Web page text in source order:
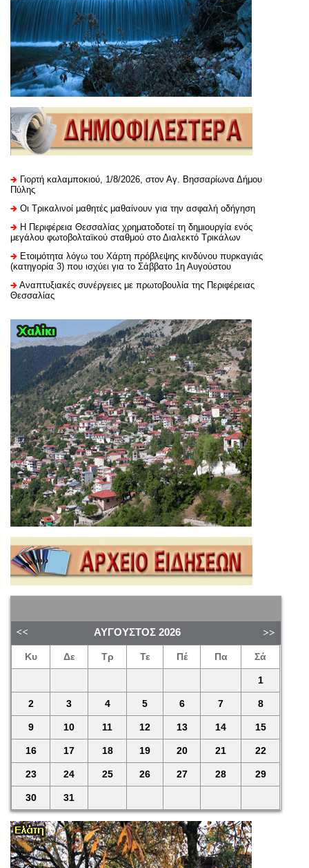
Γιορτή καλαμποκιού, 1/8/2026, στον Αγ. Βησσαρίωνα Δήμου
Πύλης
Οι Τρικαλινοί μαθητές μαθαίνουν για την ασφαλή οδήγηση
H Περιφέρεια Θεσσαλίας χρηματοδοτεί τη δημιουργία ενός
μεγάλου φωτοβολταϊκού σταθμού στο Διαλεκτό Τρικάλων
Ετοιμότητα λόγω του Χάρτη πρόβλεψης κινδύνου πυρκαγιάς
(κατηγορία 3) που ισχύει για το Σάββατο 1η Αυγούστου
Αναπτυξιακές συνέργειες με πρωτοβουλία της Περιφέρειας
Θεσσαλίας
ΑΎΓΟΥΣΤΟΣ 2026
Κυ Δε Τρ Τε Πέ Πα Σά
1
2 3 4 5 6 7 8
9 10 11 12 13 14 15
16 17 18 19 20 21 22
23 24 25 26 27 28 29
30 31